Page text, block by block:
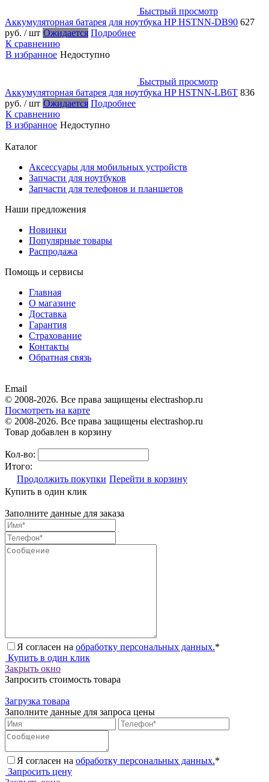
Быстрый просмотр
Аккумуляторная батарея для ноутбука HP HSTNN-DB90 627
руб. / шт Ожидается Подробнее
К сравнению
В избранное Недоступно
Быстрый просмотр
Аккумуляторная батарея для ноутбука HP HSTNN-LB6T 836
руб. / шт Ожидается Подробнее
К сравнению
В избранное Недоступно
Каталог
Аксессуары для мобильных устройств
Запчасти для ноутбуков
Запчасти для телефонов и планшетов
Наши предложения
Новинки
Популярные товары
Распродажа
Помощь и сервисы
Главная
О магазине
Доставка
Гарантия
Страхование
Контакты
Обратная связь
Email
© 2008-2026. Все права защищены electrashop.ru
Посмотреть на карте
© 2008-2026. Все права защищены electrashop.ru
Товар добавлен в корзину
Кол-во:
Итого:
Продолжить покупки Перейти в корзину
Купить в один клик
Заполните данные для заказа
Я согласен на обработку персональных данных.*
Купить в один клик
Закрыть окно
Запросить стоимость товара
Загрузка товара
Заполните данные для запроса цены
Я согласен на обработку персональных данных.*
Запросить цену